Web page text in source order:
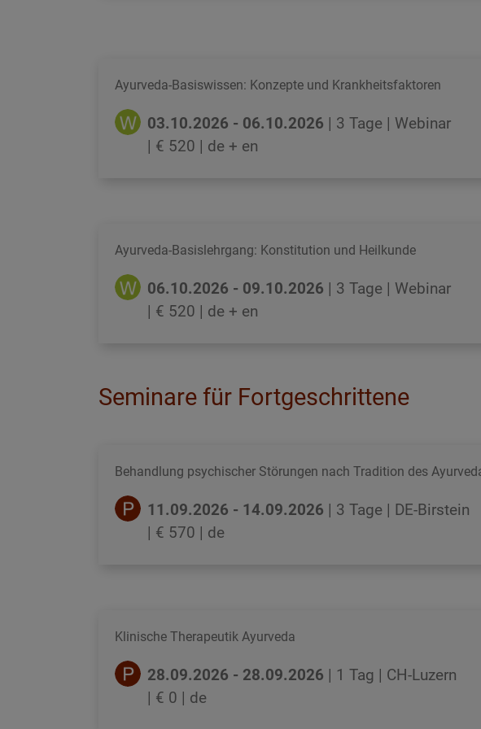
Ayurveda-Basiswissen: Konzepte und Krankheitsfaktoren
03.10.2026 - 06.10.2026 | 3 Tage | Webinar
| € 520 | de + en
Ayurveda-Basislehrgang: Konstitution und Heilkunde
06.10.2026 - 09.10.2026 | 3 Tage | Webinar
| € 520 | de + en
Seminare für Fortgeschrittene
Behandlung psychischer Störungen nach Tradition des
11.09.2026 - 14.09.2026 | 3 Tage | DE-Birstein
| € 570 | de
Klinische Therapeutik Ayurveda
28.09.2026 - 28.09.2026 | 1 Tag | CH-Luzern
| € 0 | de